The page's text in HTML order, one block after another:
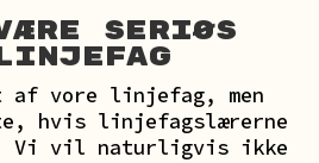
seriøs
af vore linjefag, men
hvis linjefagslærerne
Vi vil naturligvis ikke